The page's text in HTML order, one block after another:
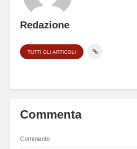
Redazione
TUTTI GLI ARTICOLI
Commenta
Commento